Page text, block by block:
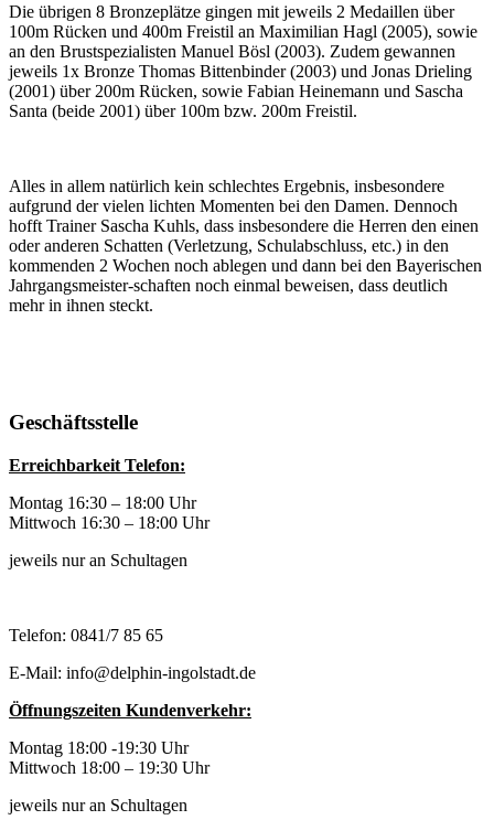
Die übrigen 8 Bronzeplätze gingen mit jeweils 2 Medaillen über
100m Rücken und 400m Freistil an Maximilian Hagl (2005), sowie
an den Brustspezialisten Manuel Bösl (2003). Zudem gewannen
jeweils 1x Bronze Thomas Bittenbinder (2003) und Jonas Drieling
(2001) über 200m Rücken, sowie Fabian Heinemann und Sascha
Santa (beide 2001) über 100m bzw. 200m Freistil.
Alles in allem natürlich kein schlechtes Ergebnis, insbesondere
aufgrund der vielen lichten Momenten bei den Damen. Dennoch
hofft Trainer Sascha Kuhls, dass insbesondere die Herren den einen
oder anderen Schatten (Verletzung, Schulabschluss, etc.) in den
kommenden 2 Wochen noch ablegen und dann bei den Bayerischen
Jahrgangsmeister-schaften noch einmal beweisen, dass deutlich
mehr in ihnen steckt.
Geschäftsstelle
Erreichbarkeit Telefon:
Montag 16:30 – 18:00 Uhr
Mittwoch 16:30 – 18:00 Uhr
jeweils nur an Schultagen
Telefon: 0841/7 85 65
E-Mail: info@delphin-ingolstadt.de
Öffnungszeiten Kundenverkehr:
Montag 18:00 -19:30 Uhr
Mittwoch 18:00 – 19:30 Uhr
jeweils nur an Schultagen